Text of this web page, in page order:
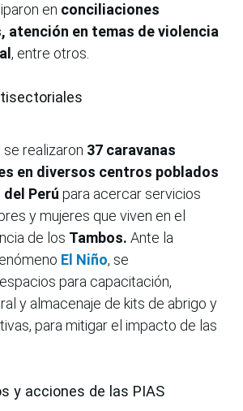
en conciliaciones
atención en temas de violencia
, entre otros.
realizaron 37 caravanas
en diversos centros poblados
Perú para acercar servicios
y mujeres que viven en el
de los Tambos. Ante la
El Niño, se
para capacitación,
y almacenaje de kits de abrigo y
para mitigar el impacto de las
y acciones de las PIAS